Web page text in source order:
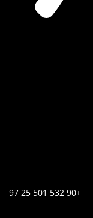
+90 532 501 25 97